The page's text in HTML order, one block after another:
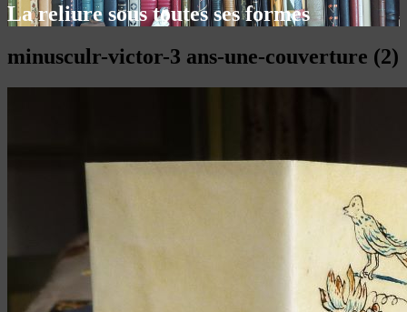
La reliure sous toutes ses formes
minusculr-victor-3 ans-une-couverture (2)